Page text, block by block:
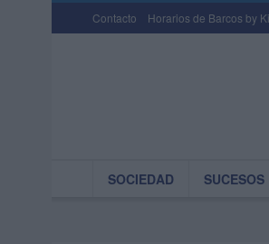
Contacto Horarios de Barcos by
SOCIEDAD SUCESOS